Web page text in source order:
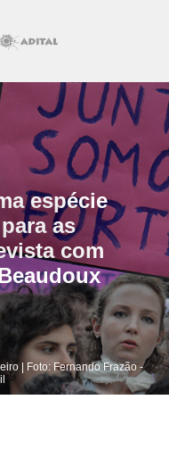
espécie
as
com
| Foto: Fernando Frazão -